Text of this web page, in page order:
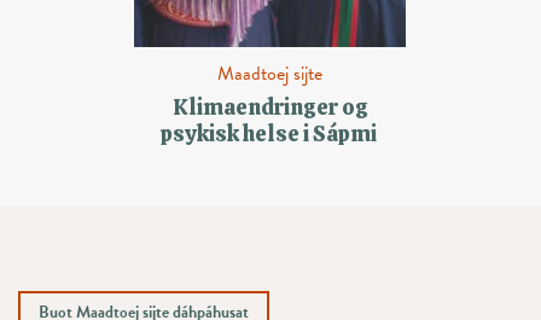
Maadtoej sijte
Klimaendringer og
psykisk helse i Sápmi
Buot Maadtoej sijte dáhpáhusat